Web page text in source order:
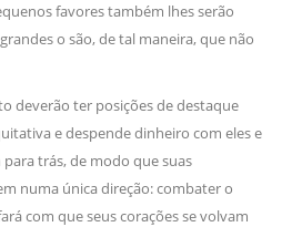
favores também lhes serão
o são, de tal maneira, que não
deverão ter posições de destaque
e despende dinheiro com eles e
trás, de modo que suas
numa única direção: combater o
com que seus corações se volvam